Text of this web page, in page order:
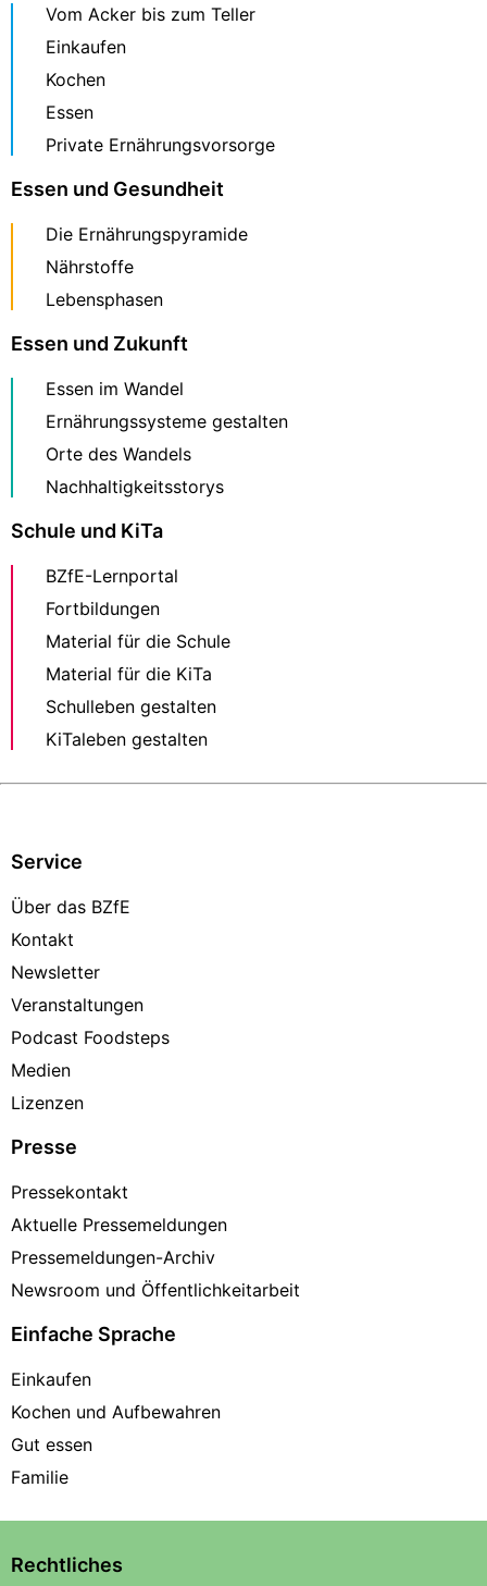
Vom Acker bis zum Teller
Einkaufen
Kochen
Essen
Private Ernährungsvorsorge
Essen und Gesundheit
Die Ernährungspyramide
Nährstoffe
Lebensphasen
Essen und Zukunft
Essen im Wandel
Ernährungssysteme gestalten
Orte des Wandels
Nachhaltigkeitsstorys
Schule und KiTa
BZfE-Lernportal
Fortbildungen
Material für die Schule
Material für die KiTa
Schulleben gestalten
KiTaleben gestalten
Service
Über das BZfE
Kontakt
Newsletter
Veranstaltungen
Podcast Foodsteps
Medien
Lizenzen
Presse
Pressekontakt
Aktuelle Pressemeldungen
Pressemeldungen-Archiv
Newsroom und Öffentlichkeitarbeit
Einfache Sprache
Einkaufen
Kochen und Aufbewahren
Gut essen
Familie
Rechtliches